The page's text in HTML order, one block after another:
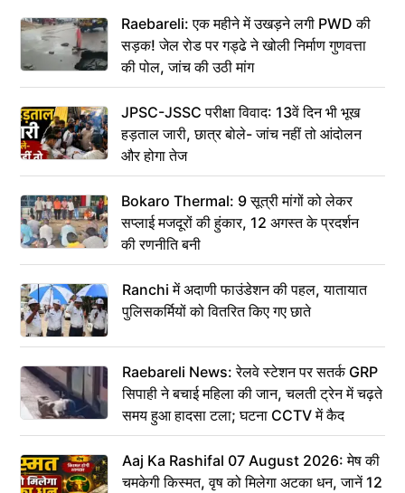
Raebareli: एक महीने में उखड़ने लगी PWD की
सड़क! जेल रोड पर गड्ढे ने खोली निर्माण गुणवत्ता
की पोल, जांच की उठी मांग
JPSC-JSSC परीक्षा विवाद: 13वें दिन भी भूख
हड़ताल जारी, छात्र बोले- जांच नहीं तो आंदोलन
और होगा तेज
Bokaro Thermal: 9 सूत्री मांगों को लेकर
सप्लाई मजदूरों की हुंकार, 12 अगस्त के प्रदर्शन
की रणनीति बनी
Ranchi में अदाणी फाउंडेशन की पहल, यातायात
पुलिसकर्मियों को वितरित किए गए छाते
Raebareli News: रेलवे स्टेशन पर सतर्क GRP
सिपाही ने बचाई महिला की जान, चलती ट्रेन में चढ़ते
समय हुआ हादसा टला; घटना CCTV में कैद
Aaj Ka Rashifal 07 August 2026: मेष की
चमकेगी किस्मत, वृष को मिलेगा अटका धन, जानें 12